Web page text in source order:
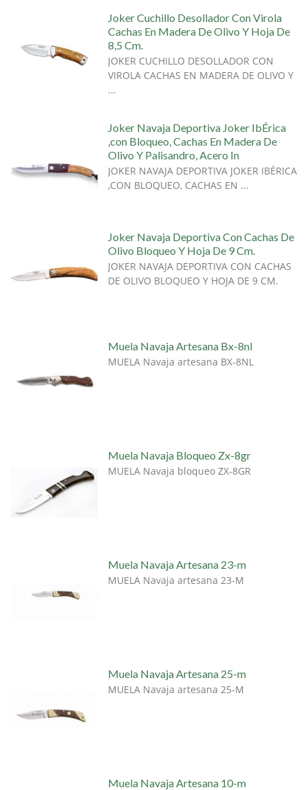
Joker Cuchillo Desollador Con Virola
Cachas En Madera De Olivo Y Hoja De
8,5 Cm.
JOKER CUCHILLO DESOLLADOR CON
VIROLA CACHAS EN MADERA DE OLIVO Y
...
Joker Navaja Deportiva Joker IbÉrica
,con Bloqueo, Cachas En Madera De
Olivo Y Palisandro, Acero In
JOKER NAVAJA DEPORTIVA JOKER IBÉRICA
,CON BLOQUEO, CACHAS EN ...
Joker Navaja Deportiva Con Cachas De
Olivo Bloqueo Y Hoja De 9 Cm.
JOKER NAVAJA DEPORTIVA CON CACHAS
DE OLIVO BLOQUEO Y HOJA DE 9 CM.
Muela Navaja Artesana Bx-8nl
MUELA Navaja artesana BX-8NL
Muela Navaja Bloqueo Zx-8gr
MUELA Navaja bloqueo ZX-8GR
Muela Navaja Artesana 23-m
MUELA Navaja artesana 23-M
Muela Navaja Artesana 25-m
MUELA Navaja artesana 25-M
Muela Navaja Artesana 10-m